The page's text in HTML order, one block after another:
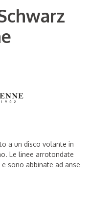
a un disco volante in
Le linee arrotondate
sono abbinate ad anse